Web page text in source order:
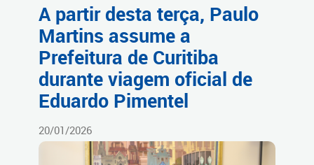
A partir desta terça, Paulo
Martins assume a
Prefeitura de Curitiba
durante viagem oficial de
Eduardo Pimentel
20/01/2026